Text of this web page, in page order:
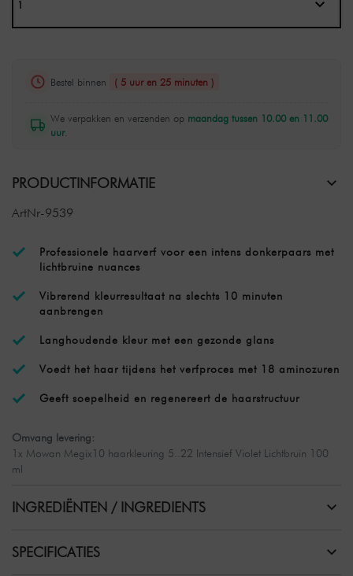
Bestel binnen ( 5 uur en 25 minuten )
We verpakken en verzenden op maandag tussen 10.00 en 11.00
uur.
PRODUCTINFORMATIE
ArtNr-9539
Professionele haarverf voor een intens donkerpaars met
lichtbruine nuances
Vibrerend kleurresultaat na slechts 10 minuten
aanbrengen
Langhoudende kleur met een gezonde glans
Voedt het haar tijdens het verfproces met 18 aminozuren
Geeft soepelheid en regenereert de haarstructuur
Omvang levering:
1x Mowan Megix10 haarkleuring 5..22 Intensief Violet Lichtbruin 100
ml
INGREDIËNTEN / INGREDIENTS
SPECIFICATIES